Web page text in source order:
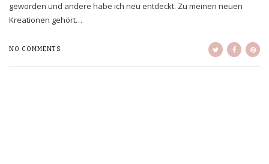
geworden und andere habe ich neu entdeckt. Zu meinen neuen
Kreationen gehört…
NO COMMENTS